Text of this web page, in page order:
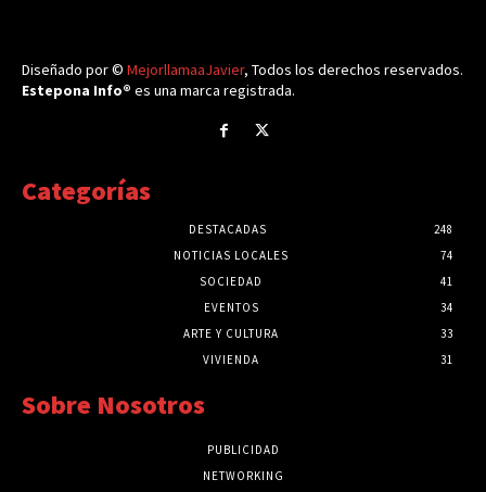
Diseñado por © MejorllamaaJavier, Todos los derechos reservados.
Estepona Info® es una marca registrada.
Categorías
DESTACADAS
248
NOTICIAS LOCALES
74
SOCIEDAD
41
EVENTOS
34
ARTE Y CULTURA
33
VIVIENDA
31
Sobre Nosotros
PUBLICIDAD
NETWORKING